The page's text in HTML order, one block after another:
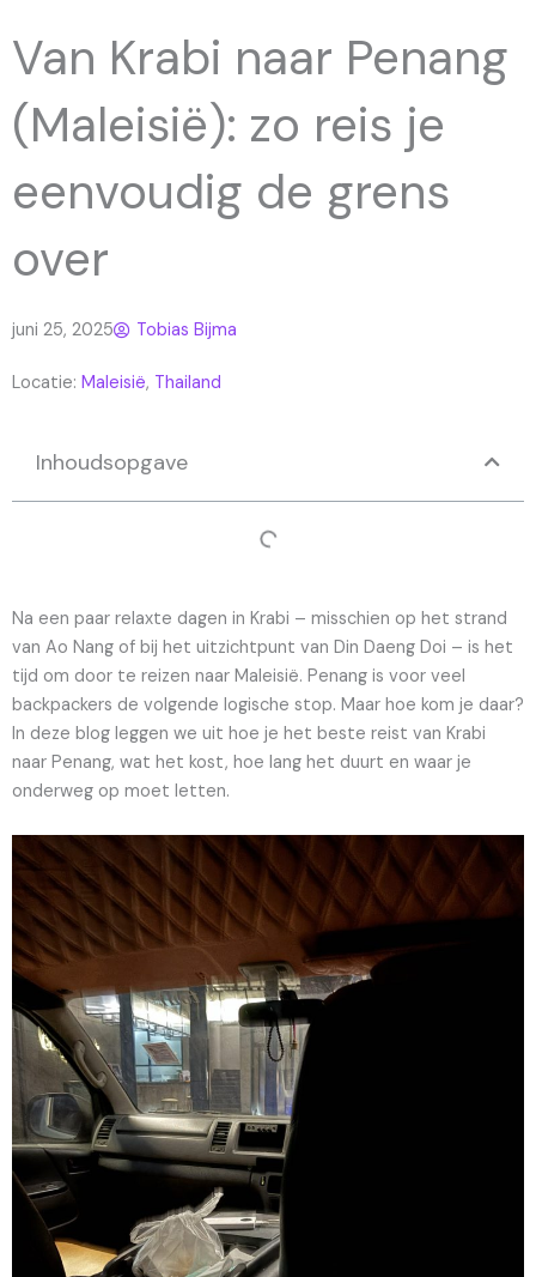
Van Krabi naar Penang
(Maleisië): zo reis je
eenvoudig de grens
over
juni 25, 2025 Tobias Bijma
Locatie: Maleisië, Thailand
Inhoudsopgave
Na een paar relaxte dagen in Krabi – misschien op het strand
van Ao Nang of bij het uitzichtpunt van Din Daeng Doi – is het
tijd om door te reizen naar Maleisië. Penang is voor veel
backpackers de volgende logische stop. Maar hoe kom je daar?
In deze blog leggen we uit hoe je het beste reist van Krabi
naar Penang, wat het kost, hoe lang het duurt en waar je
onderweg op moet letten.